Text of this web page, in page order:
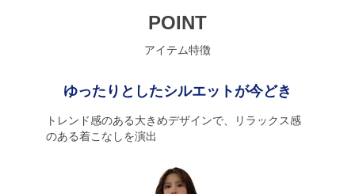
POINT
アイテム特徴
ゆったりとしたシルエットが今どき
トレンド感のある大きめデザインで、リラックス感
のある着こなしを演出